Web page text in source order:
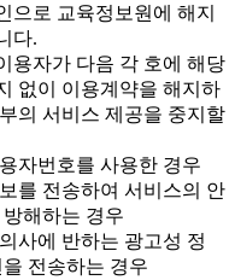
으로 교육정보원에 해지
다.
용자가 다음 각 호에 해당
없이 이용계약을 해지하
의 서비스 제공을 중지할
자번호를 사용한 경우
를 전송하여 서비스의 안
해하는 경우
사에 반하는 광고성 정
전송하는 경우